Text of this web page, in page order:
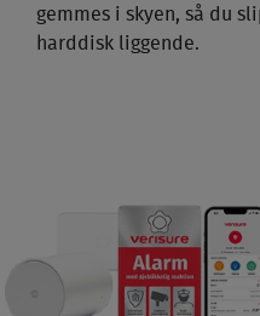
gemmes i skyen, så du
harddisk liggende.